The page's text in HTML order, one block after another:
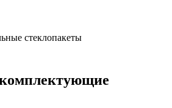
стеклопакеты